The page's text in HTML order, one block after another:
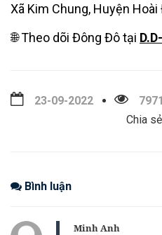
Xã Kim Chung, Huyện
🌐 Theo dõi Đông Đô tại
23-09-2022 7971
Chia
Bình luận
Minh Anh